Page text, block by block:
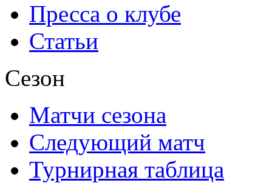
Пресса о клубе
Статьи
Сезон
Матчи сезона
Следующий матч
Турнирная таблица